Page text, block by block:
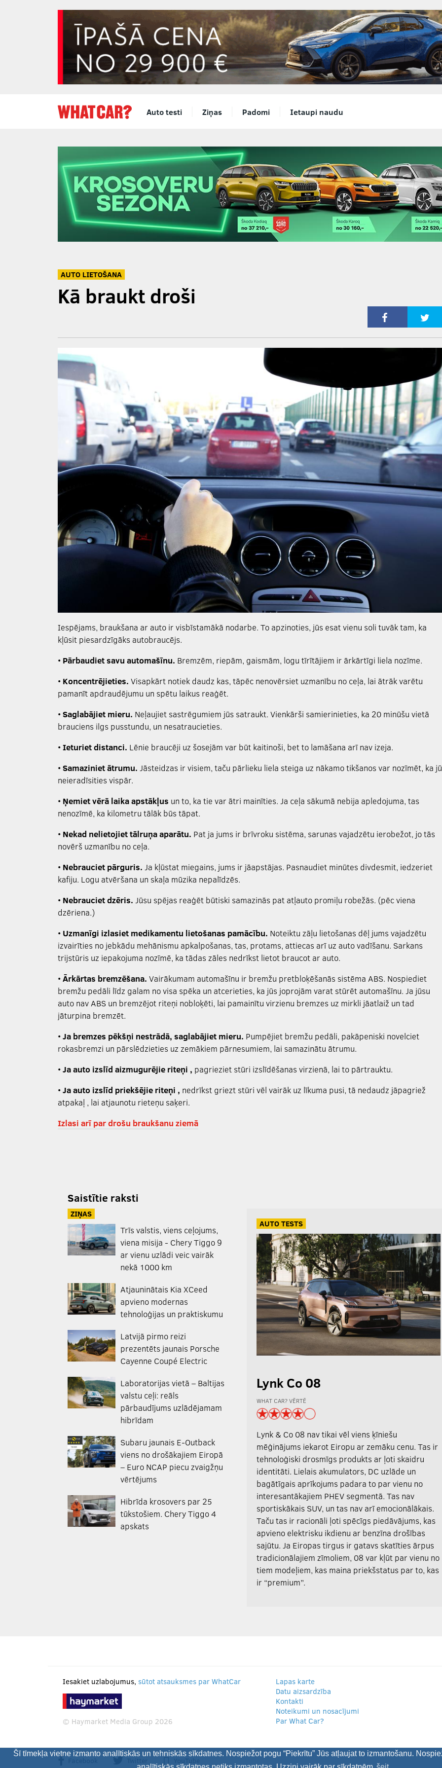
Šī tīmekļa vietne izmanto analītiskās un tehniskās sīkdatnes. Nospiežot pogu “Piekrītu” Jūs atļaujat to izmantošanu.
Auto testi Ziņas Padomi Ietaupi naudu
AUTO LIETOŠANA
Kā braukt droši
Iespējams, braukšana ar auto ir visbīstamākā nodarbe. To apzinoties, jūs esat vienu soli tuvāk tam, ka
kļūsit piesardzīgāks autobraucējs.
• Pārbaudiet savu automašīnu. Bremzēm, riepām, gaismām, logu tīrītājiem ir ārkārtīgi liela nozīme.
• Koncentrējieties. Visapkārt notiek daudz kas, tāpēc nenovērsiet uzmanību no ceļa, lai ātrāk varētu
pamanīt apdraudējumu un spētu laikus reaģēt.
•Saglabājiet mieru. Neļaujiet sastrēgumiem jūs satraukt. Vienkārši samierinieties, ka 20 minūšu vietā
brauciens ilgs pusstundu, un nesatraucieties.
•Ieturiet distanci. Lēnie braucēji uz šosejām var būt kaitinoši, bet to lamāšana arī nav izeja.
•Samaziniet ātrumu. Jāsteidzas ir visiem, taču pārlieku liela steiga uz nākamo tikšanos var nozīmēt, ka
neieradīsities vispār.
• Ņemiet vērā laika apstākļus un to, ka tie var ātri mainīties. Ja ceļa sākumā nebija apledojuma, tas
nenozīmē, ka kilometru tālāk būs tāpat.
• Nekad nelietojiet tālruņa aparātu. Pat ja jums ir brīvroku sistēma, sarunas vajadzētu ierobežot, jo tās
novērš uzmanību no ceļa.
• Nebrauciet pārguris. Ja kļūstat miegains, jums ir jāapstājas. Pasnaudiet minūtes divdesmit, iedzeriet
kafiju. Logu atvēršana un skaļa mūzika nepalīdzēs.
• Nebrauciet dzēris. Jūsu spējas reaģēt būtiski samazinās pat atļauto promiļu robežās. (pēc viena
dzēriena.)
• Uzmanīgi izlasiet medikamentu lietošanas pamācību. Noteiktu zāļu lietošanas dēļ jums vajadzētu
izvairīties no jebkādu mehānismu apkalpošanas, tas, protams, attiecas arī uz auto vadīšanu. Sarkans
trijstūris uz iepakojuma nozīmē, ka tādas zāles nedrīkst lietot braucot ar auto.
•Ārkārtas bremzēšana. Vairākumam automašīnu ir bremžu pretbloķēšanās sistēma ABS. Nospiediet
bremžu pedāli līdz galam no visa spēka un atcerieties, ka jūs joprojām varat stūrēt automašīnu. Ja jūsu
auto nav ABS un bremzējot riteņi nobloķēti, lai pamainītu virzienu bremzes uz mirkli jāatlaiž un tad
jāturpina bremzēt.
•Ja bremzes pēkšņi nestrādā, saglabājiet mieru. Pumpējiet bremžu pedāli, pakāpeniski novelciet
rokasbremzi un pārslēdzieties uz zemākiem pārnesumiem, lai samazinātu ātrumu.
•Ja auto izslīd aizmugurējie riteņi , pagrieziet stūri izslīdēšanas virzienā, lai to pārtrauktu.
•Ja auto izslīd priekšējie riteņi , nedrīkst griezt stūri vēl vairāk uz līkuma pusi, tā nedaudz jāpagriež
atpakaļ , lai atjaunotu rieteņu saķeri.
Izlasi arī par drošu braukšanu ziemā
Saistītie raksti
AUTO TESTS
Lynk Co 08
WHAT CAR? VĒRTĒ
Lynk & Co 08 nav tikai vēl viens ķīniešu
mēģinājums iekarot Eiropu ar zemāku cenu. Tas ir
tehnoloģiski drosmīgs produkts ar ļoti skaidru
identitāti. Lielais akumulators, DC uzlāde un
bagātīgais aprīkojums padara to par vienu no
interesantākajiem PHEV segmentā. Tas nav
sportiskākais SUV, un tas nav arī emocionālākais.
Taču tas ir racionāli ļoti spēcīgs piedāvājums, kas
apvieno elektrisku ikdienu ar benzīna drošības
sajūtu. Ja Eiropas tirgus ir gatavs skatīties ārpus
tradicionālajiem zīmoliem, 08 var kļūt par vienu no
tiem modeļiem, kas maina priekšstatus par to, kas
ir “premium”.
ZIŅAS
Trīs valstis, viens ceļojums,
viena misija - Chery Tiggo 9
ar vienu uzlādi veic vairāk
nekā 1000 km
Atjauninātais Kia XCeed
apvieno modernas
tehnoloģijas un praktiskumu
Latvijā pirmo reizi
prezentēts jaunais Porsche
Cayenne Coupé Electric
Laboratorijas vietā – Baltijas
valstu ceļi: reāls
pārbaudījums uzlādējamam
hibrīdam
Subaru jaunais E-Outback
viens no drošākajiem Eiropā
– Euro NCAP piecu zvaigžņu
vērtējums
Hibrīda krosovers par 25
tūkstošiem. Chery Tiggo 4
apskats
Iesakiet uzlabojumus, sūtot atsauksmes par WhatCar
© Haymarket Media Group 2026
Lapas karte
Datu aizsardzība
Kontakti
Noteikumi un nosacījumi
Par What Car?